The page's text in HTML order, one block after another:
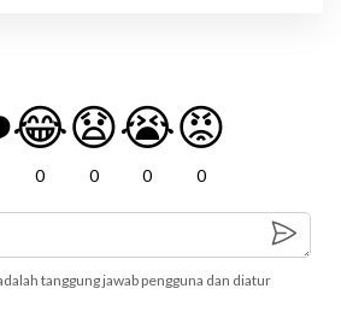
😂
0
😧
0
😭
0
😡
0
tanggung jawab pengguna dan diatur